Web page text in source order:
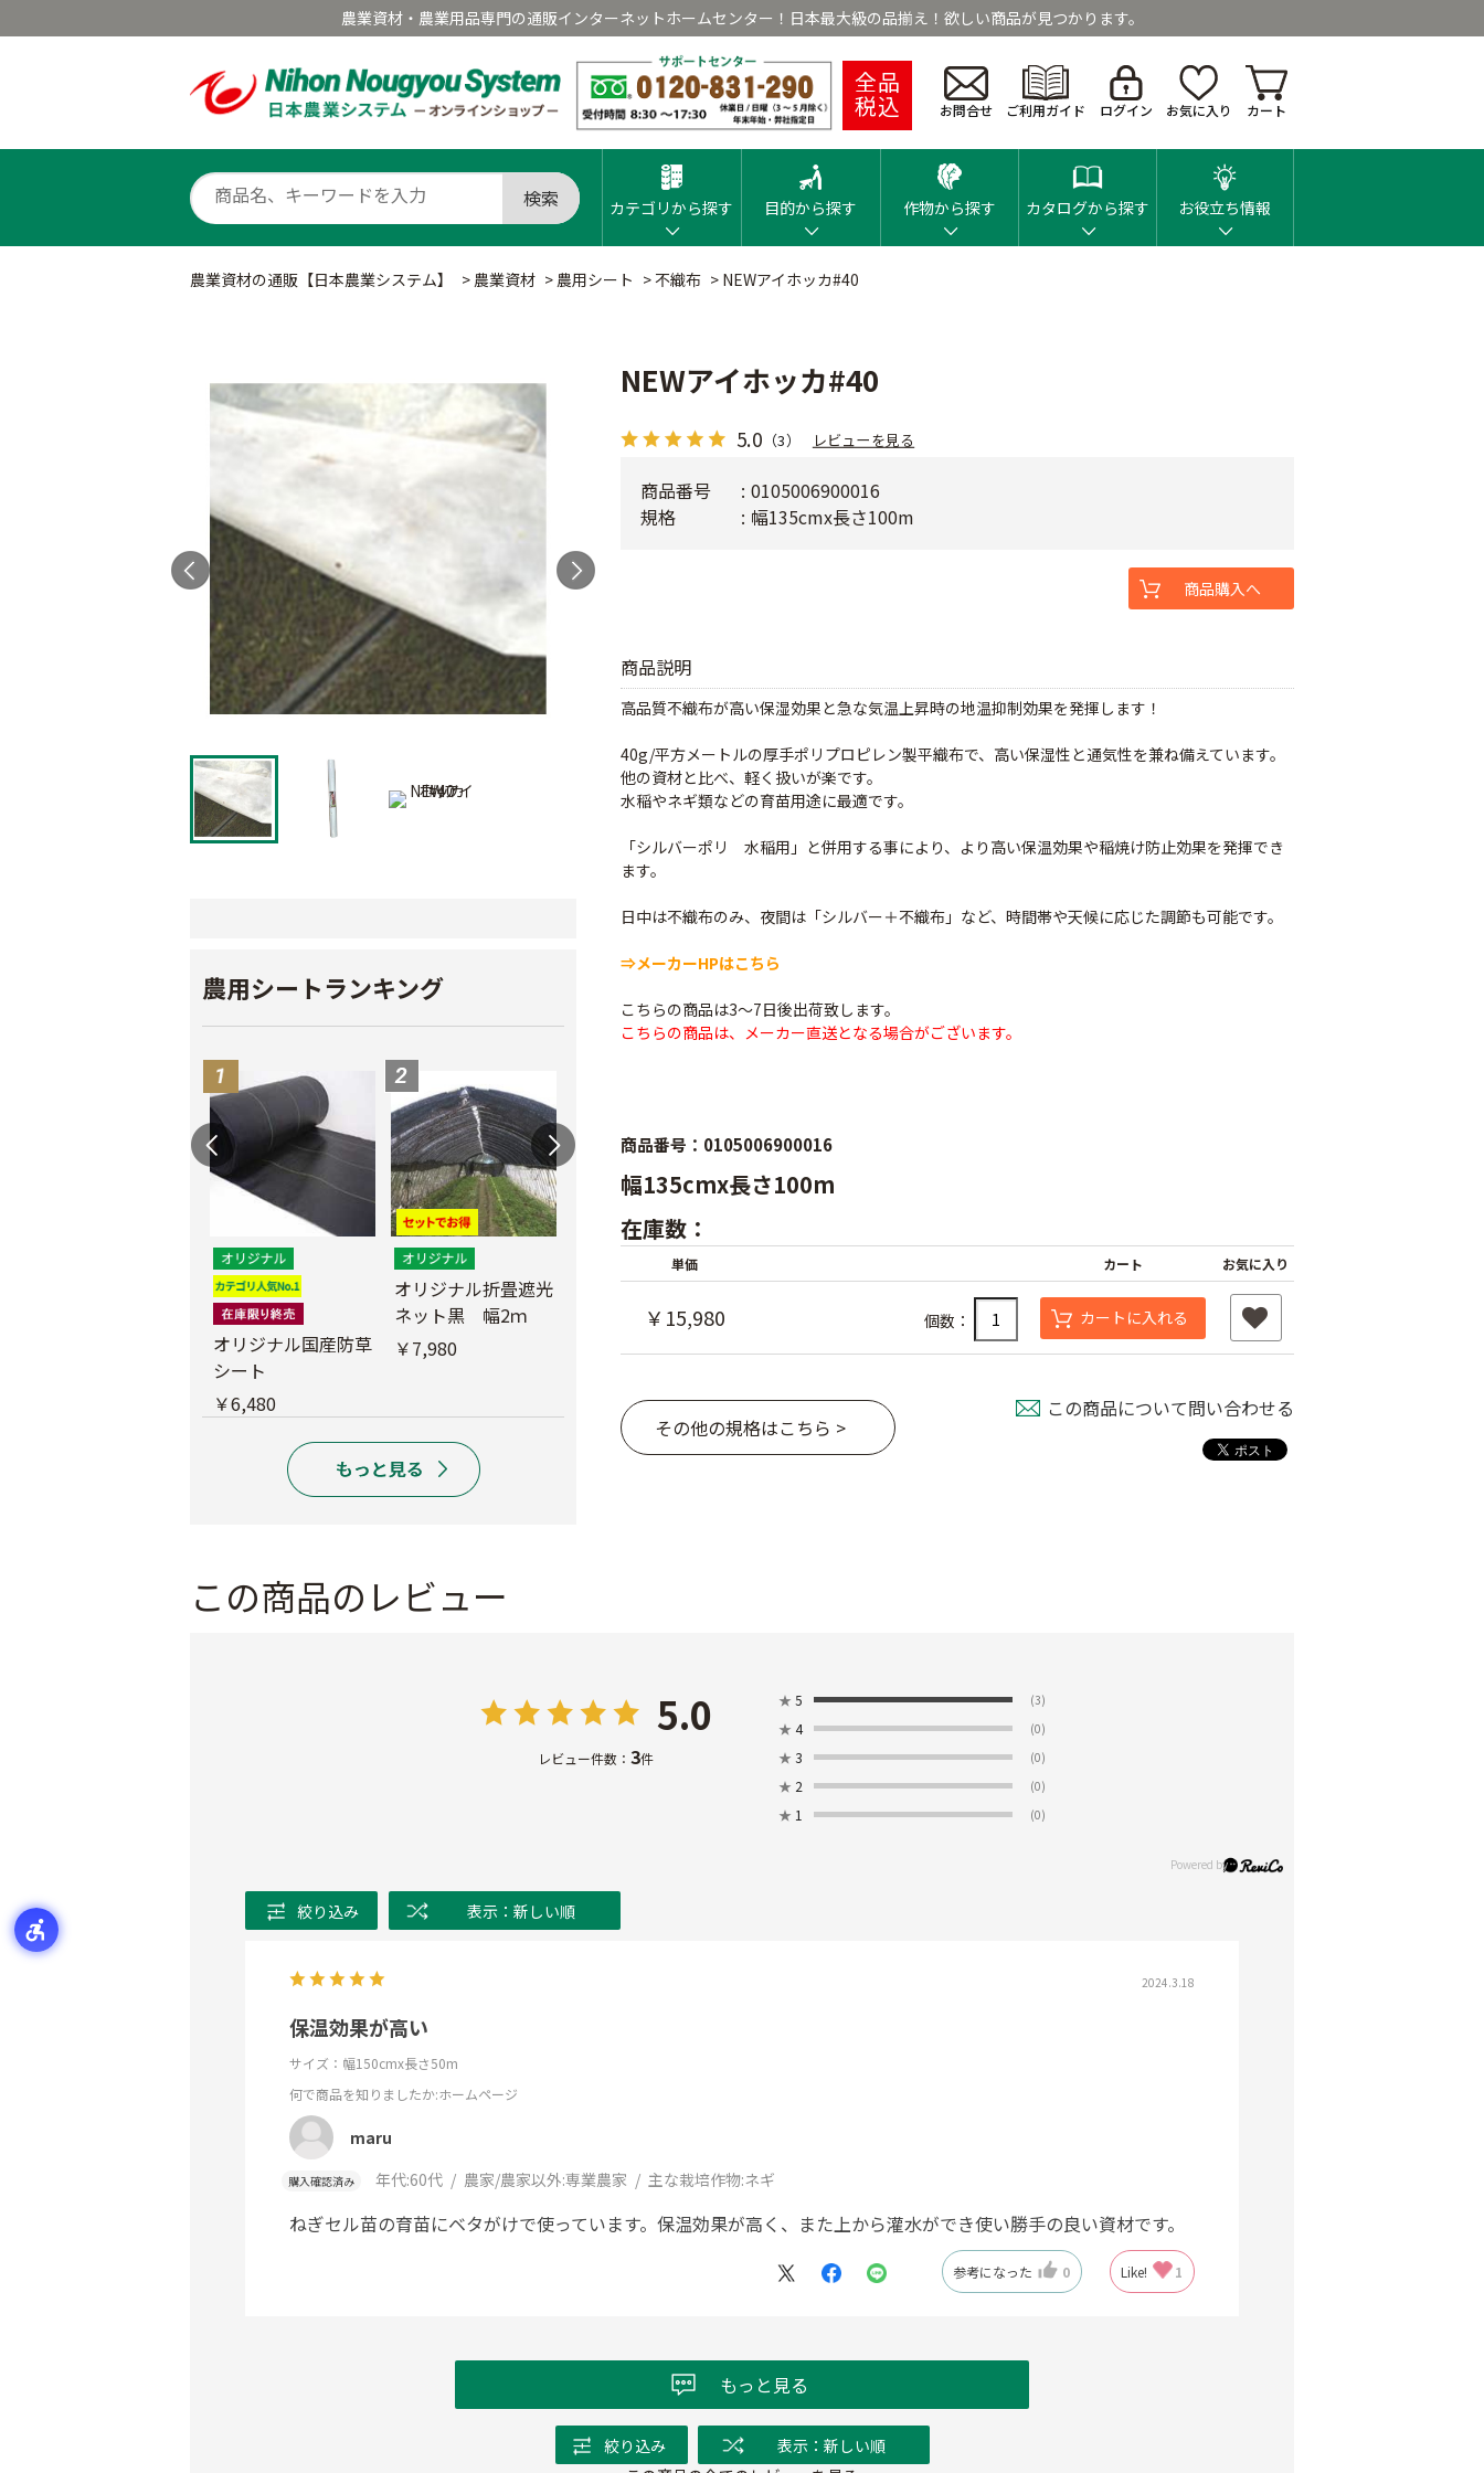
農業資材・農業用品専門の通販インターネットホームセンター！日本最大級の品揃え！欲しい商品が見つかります。
全品
税込 お問合せ ご利用ガイド ログイン お気に入り カート
検索 カテゴリから探す 目的から探す 作物から探す カタログから探す お役立ち情報
農業資材の通販【日本農業システム】 > 農業資材 > 農用シート >不織布 > NEWアイホッカ#40
農用シートランキング
オリジナル国産防草
シート
￥6,480
オリジナル折畳遮光
ネット黒 幅2ｍ
￥7,980
オリジナル折畳遮光
￥23,780
べたがけ一発 200m
￥6,680
遮光ネットチタンホ
ワイト 幅6m
￥39,800
NEWアイホッカ#40
5.0 （3） レビューを見る
商品説明
高品質不織布が高い保湿効果と急な気温上昇時の地温抑制効果を発揮します！
40g/平方メートルの厚手ポリプロピレン製平織布で、高い保湿性と通気性を兼ね備えています。
他の資材と比べ、軽く扱いが楽です。
水稲やネギ類などの育苗用途に最適です。
「シルバーポリ 水稲用」と併用する事により、より高い保温効果や稲焼け防止効果を発揮でき
ます。
日中は不織布のみ、夜間は「シルバー＋不織布」など、時間帯や天候に応じた調節も可能です。
⇒メーカーHPはこちら
こちらの商品は3～7日後出荷致します。
こちらの商品は、メーカー直送となる場合がございます。
商品番号
0105006900016
規格
幅135cmx長さ100m
商品購入へ
商品番号：0105006900016
幅135cmx長さ100m
在庫数：
単価 カート お気に入り
￥15,980 個数： カートに入れる
その他の規格はこちら >
この商品について問い合わせる
この商品のレビュー
5.0
レビュー件数： 3件
★ 5 (3)
★ 4 (0)
★ 3 (0)
★ 2 (0)
★ 1 (0)
絞り込み 表示：新しい順
2024.3.18
保温効果が高い
サイズ：幅150cmx長さ50m
何で商品を知りましたか:ホームページ
maru
購入確認済み 年代:60代 農家/農家以外:専業農家 主な栽培作物:ネギ
ねぎセル苗の育苗にベタがけで使っています。保温効果が高く、また上から灌水ができ使い勝手の良い資材です。
参考になった 0 Like! 1
もっと見る
絞り込み
表示：新しい順